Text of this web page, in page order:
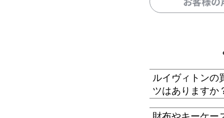
ルイヴィトンの
ツはありますか